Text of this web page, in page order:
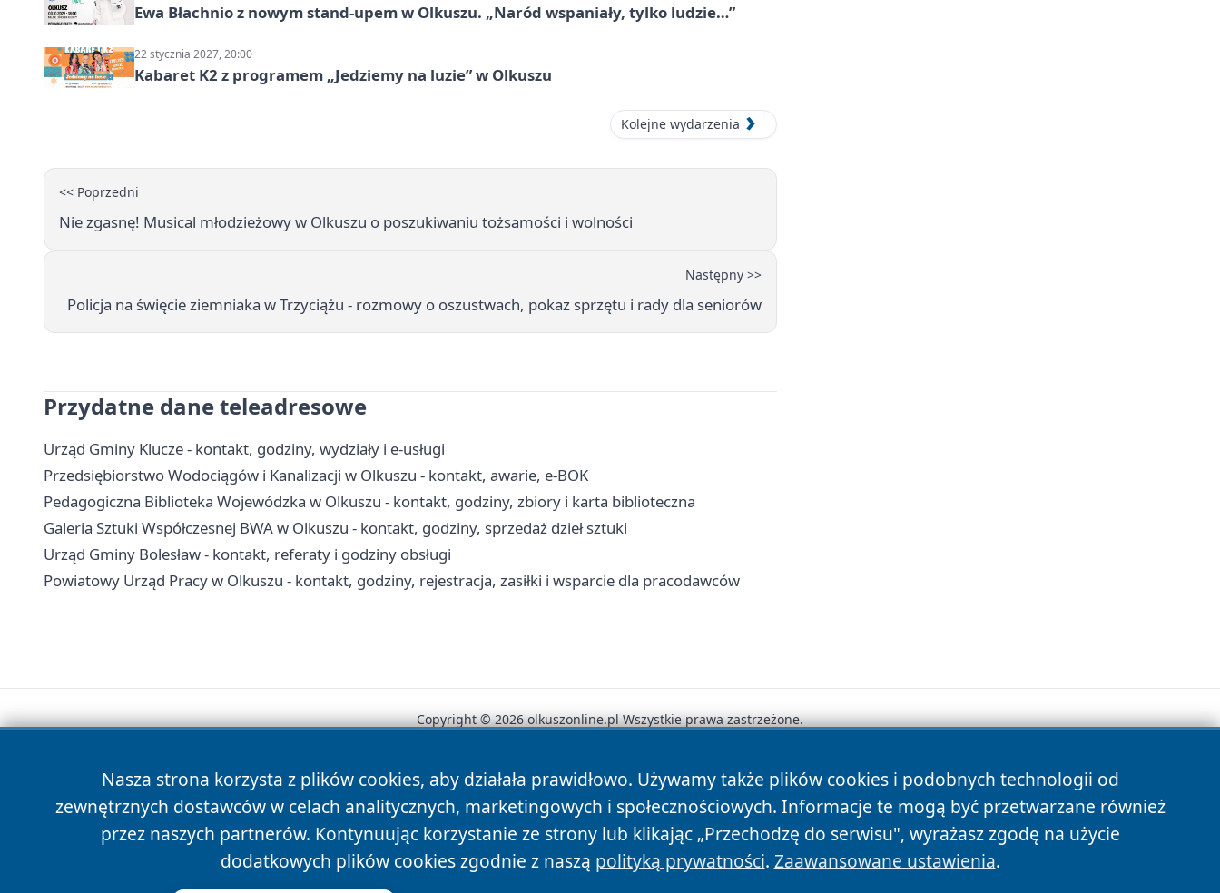
Ewa Błachnio z nowym stand-upem w Olkuszu. „Naród wspaniały, tylko ludzie…”
22 stycznia 2027, 20:00
Kabaret K2 z programem „Jedziemy na luzie” w Olkuszu
Kolejne wydarzenia
<< Poprzedni
Nie zgasnę! Musical młodzieżowy w Olkuszu o poszukiwaniu tożsamości i wolności
Następny >>
Policja na święcie ziemniaka w Trzyciążu - rozmowy o oszustwach, pokaz sprzętu i rady dla seniorów
Przydatne dane teleadresowe
Urząd Gminy Klucze - kontakt, godziny, wydziały i e-usługi
Przedsiębiorstwo Wodociągów i Kanalizacji w Olkuszu - kontakt, awarie, e-BOK
Pedagogiczna Biblioteka Wojewódzka w Olkuszu - kontakt, godziny, zbiory i karta biblioteczna
Galeria Sztuki Współczesnej BWA w Olkuszu - kontakt, godziny, sprzedaż dzieł sztuki
Urząd Gminy Bolesław - kontakt, referaty i godziny obsługi
Powiatowy Urząd Pracy w Olkuszu - kontakt, godziny, rejestracja, zasiłki i wsparcie dla pracodawców
Nasza strona korzysta z plików cookies, aby działała prawidłowo. Używamy także plików cookies i podobnych technologii od
zewnętrznych dostawców w celach analitycznych, marketingowych i społecznościowych. Informacje te mogą być przetwarzane również
przez naszych partnerów. Kontynuując korzystanie ze strony lub klikając „Przechodzę do serwisu", wyrażasz zgodę na użycie
dodatkowych plików cookies zgodnie z naszą polityką prywatności. Zaawansowane ustawienia.
Copyright © 2026 olkuszonline.pl Wszystkie prawa zastrzeżone.
News Autorzy Polityka Prywatności Polityka Cookies